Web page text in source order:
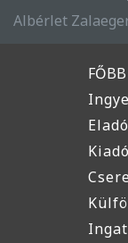
Albérlet